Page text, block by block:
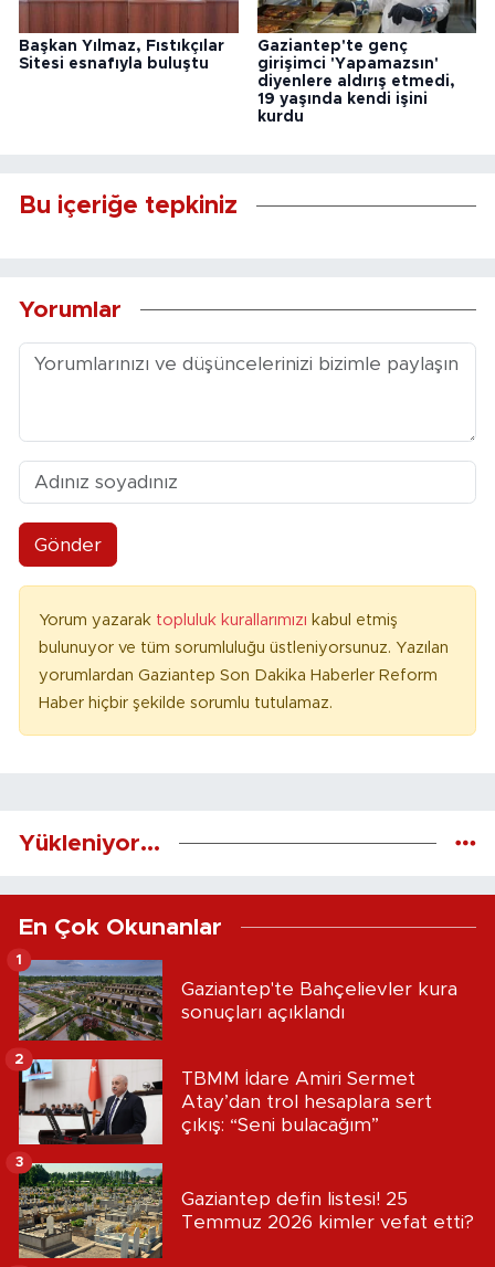
Başkan Yılmaz, Fıstıkçılar
Sitesi esnafıyla buluştu
Gaziantep'te genç
girişimci 'Yapamazsın'
diyenlere aldırış etmedi,
19 yaşında kendi işini
kurdu
Bu içeriğe tepkiniz
Yorumlar
Gönder
Yorum yazarak topluluk kurallarımızı kabul etmiş
bulunuyor ve tüm sorumluluğu üstleniyorsunuz. Yazılan
yorumlardan Gaziantep Son Dakika Haberler Reform
Haber hiçbir şekilde sorumlu tutulamaz.
Yükleniyor...
En Çok Okunanlar
Gaziantep'te Bahçelievler kura
sonuçları açıklandı
1
TBMM İdare Amiri Sermet
Atay’dan trol hesaplara sert
çıkış: “Seni bulacağım”
2
Gaziantep defin listesi! 25
Temmuz 2026 kimler vefat etti?
3